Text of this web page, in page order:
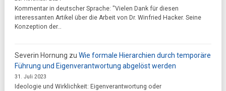
Kommentar in deutscher Sprache: "Vielen Dank für diesen
interessanten Artikel über die Arbeit von Dr. Winfried Hacker. Seine
Konzeption der…
Severin Hornung zu Wie formale Hierarchien durch temporäre
Führung und Eigenverantwortung abgelöst werden
31. Juli 2023
Ideologie und Wirklichkeit: Eigenverantwortung oder